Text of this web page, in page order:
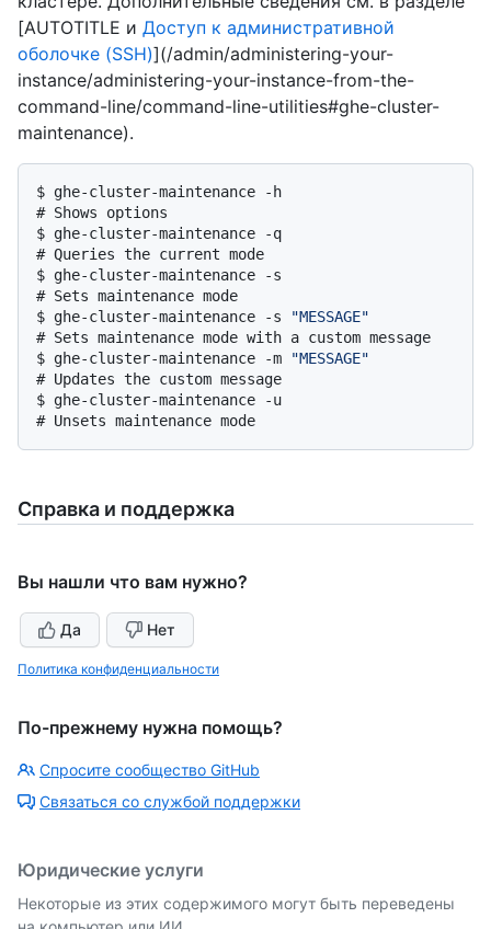
[AUTOTITLE и Доступ к административной
оболочке (SSH)](/admin/administering-your-
instance/administering-your-instance-from-the-
command-line/command-line-utilities#ghe-cluster-
maintenance).
$ ghe-cluster-maintenance -h
# Shows options
$ ghe-cluster-maintenance -q
# Queries the current mode
$ ghe-cluster-maintenance -s
# Sets maintenance mode
$ ghe-cluster-maintenance -s
"MESSAGE"
# Sets maintenance mode with a custom message
$ ghe-cluster-maintenance -m
"MESSAGE"
# Updates the custom message
$ ghe-cluster-maintenance -u
# Unsets maintenance mode
Справка и поддержка
Вы нашли что вам нужно?
Да Нет
Политика конфиденциальности
По-прежнему нужна помощь?
Спросите сообщество GitHub
Связаться со службой поддержки
Юридические услуги
Некоторые из этих содержимого могут быть переведены